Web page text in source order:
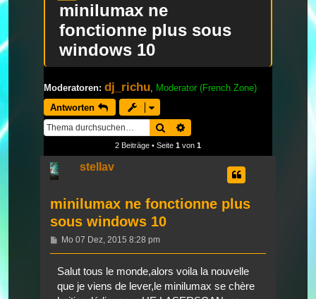
minilumax ne
fonctionne plus sous
windows 10
Moderatoren: dj_richu, Moderator (French Zone)
Antworten
Suche
2 Beiträge • Seite 1 von 1
stellav
minilumax ne fonctionne plus
sous windows 10
Beitrag
Mo 07 Dez, 2015 8:28 pm
Salut tous le monde,alors voila la nouvelle
que je viens de lever,le minilumax se chère